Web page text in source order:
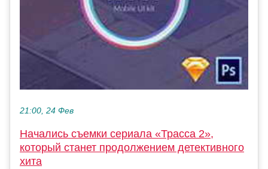
21:00, 24 Фев
Начались съемки сериала «Трасса 2»,
который станет продолжением детективного
хита